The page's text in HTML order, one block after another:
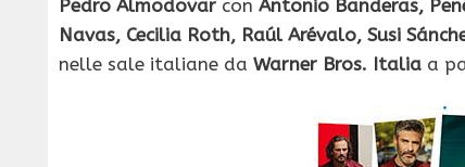
Pedro Almodovar con Antonio Banderas,
Navas, Cecilia Roth, Raúl Arévalo, Susi
nelle sale italiane da Warner Bros. Italia a